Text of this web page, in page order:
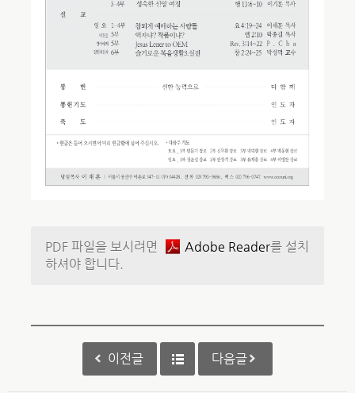
PDF 파일을 보시려면 Adobe Reader를 설치
하셔야 합니다.
이전글 다음글